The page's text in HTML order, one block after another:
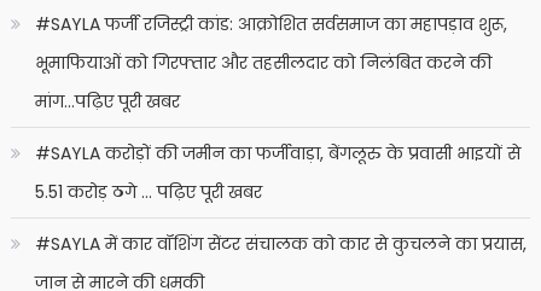
#SAYLA फर्जी रजिस्ट्री कांड: आक्रोशित सर्वसमाज का महापड़ाव शुरू,
भूमाफियाओं को गिरफ्तार और तहसीलदार को निलंबित करने की
मांग…पढ़िए पूरी खबर
#SAYLA करोड़ों की जमीन का फर्जीवाड़ा, बेंगलूरु के प्रवासी भाइयों से
5.51 करोड़ ठगे … पढ़िए पूरी खबर
#SAYLA में कार वॉशिंग सेंटर संचालक को कार से कुचलने का प्रयास,
जान से मारने की धमकी